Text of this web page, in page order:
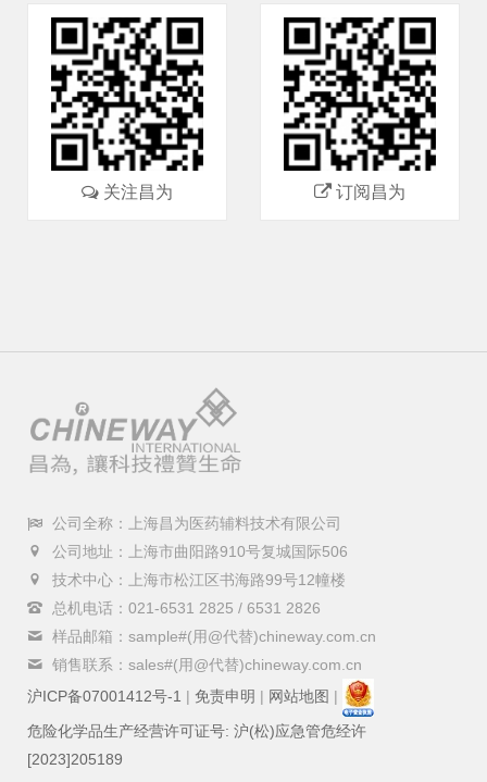
关注昌为 订阅昌为
公司全称：上海昌为医药辅料技术有限公司
公司地址：上海市曲阳路910号复城国际506
技术中心：上海市松江区书海路99号12幢楼
总机电话：021-6531 2825 / 6531 2826
样品邮箱：sample#(用@代替)chineway.com.cn
销售联系：sales#(用@代替)chineway.com.cn
沪ICP备07001412号-1 | 免责申明 | 网站地图 |
危险化学品生产经营许可证号: 沪(松)应急管危经许
[2023]205189